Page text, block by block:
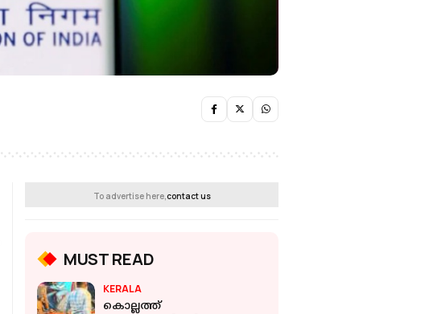
To advertise here, contact us
MUST READ
KERALA
കൊല്ലത്ത്